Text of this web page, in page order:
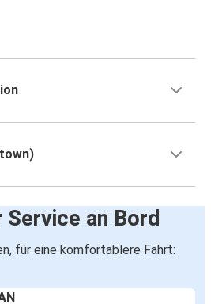
an Bord
für eine komfortablere Fahrt: